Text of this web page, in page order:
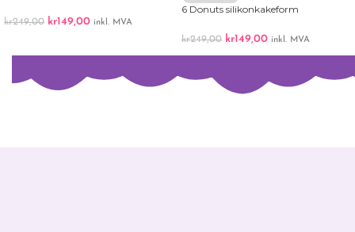
kr249,00 kr149,00 inkl. MVA
6 Donuts silikonkakeform
kr249,00 kr149,00 inkl. MVA